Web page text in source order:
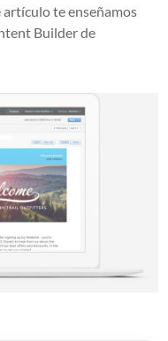
artículo te enseñamos
Builder de